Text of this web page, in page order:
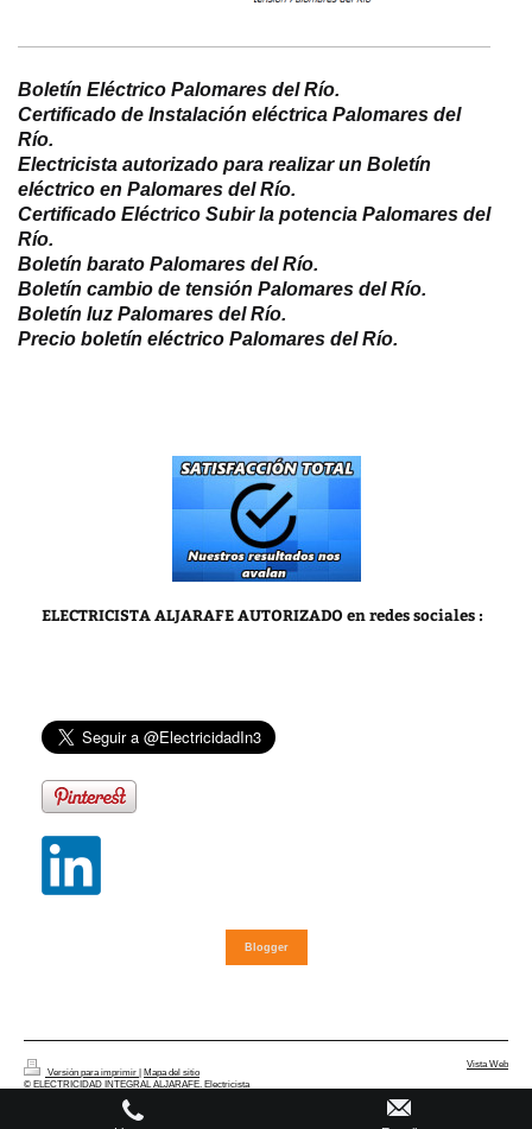
Boletín Eléctrico Palomares del Río.
Certificado de Instalación eléctrica Palomares del
Río.
Electricista autorizado para realizar un Boletín
eléctrico en Palomares del Río.
Certificado Eléctrico Subir la potencia Palomares del
Río.
Boletín barato Palomares del Río.
Boletín cambio de tensión Palomares del Río.
Boletín luz Palomares del Río.
Precio boletín eléctrico Palomares del Río.
ELECTRICISTA ALJARAFE AUTORIZADO en redes sociales :
Blogger
Versión para imprimir
Mapa del sitio
© ELECTRICIDAD INTEGRAL ALJARAFE. Electricista
averías y reformas eléctricas en Sevilla y provincia.
Vista Web